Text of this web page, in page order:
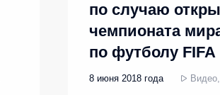
по случаю
чемпионата
по футболу FIFA
8 июня 2018 года